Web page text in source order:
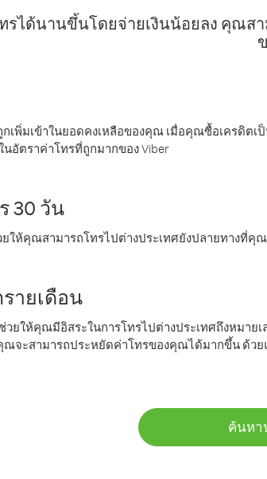
รได้นานขึ้นโดยจ่ายเงินน้อยลง คุณส
กเพิ่มเข้าในยอดคงเหลือของคุณ เมื่อคุณซื้อเครดิต
อัตราค่าโทรที่ถูกมากของ Viber
30 วัน
ยให้คุณสามารถโทรไปต่างประเทศยังปลายทางที่คุ
ายเดือน
วยให้คุณมีอิสระในการโทรไปต่างประเทศถึงหมา
ณจะสามารถประหยัดค่าโทรของคุณได้มากขึ้น ด้วย
ค้นหา